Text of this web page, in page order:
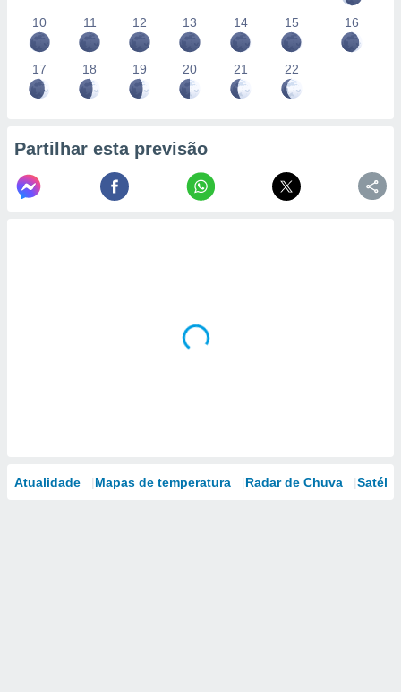
10 11 12 13 14 15 16
17 18 19 20 21 22
Partilhar esta previsão
Atualidade Mapas de temperatura Radar de Chuva